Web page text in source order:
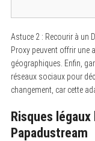
Astuce 2 : Recourir à un
Proxy peuvent offrir une
géographiques. Enfin,
réseaux sociaux pour
changement, car cette
Risques
Papadustream
c
f
o
: